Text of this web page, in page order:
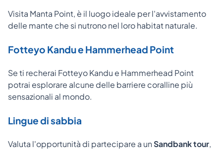
Visita Manta Point, è il luogo ideale per l'avvistamento
delle mante che si nutrono nel loro habitat naturale.
Fotteyo Kandu e Hammerhead Point
Se ti recherai Fotteyo Kandu e Hammerhead Point
potrai esplorare alcune delle barriere coralline più
sensazionali al mondo.
Lingue di sabbia
Valuta l'opportunità di partecipare a unSandbank tour,